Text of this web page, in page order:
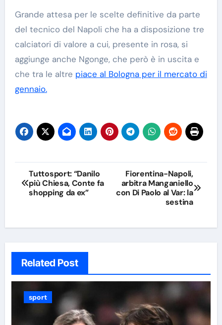
Grande attesa per le scelte definitive da parte
del tecnico del Napoli che ha a disposizione tre
calciatori di valore a cui, presente in rosa, si
aggiunge anche Ngonge, che però è in uscita e
che tra le altre piace al Bologna per il mercato di
gennaio.
Navigazione
articoli
Tuttosport: “Danilo
più Chiesa, Conte fa
shopping da ex”
Fiorentina-Napoli,
arbitra Manganiello
con Di Paolo al Var: la
sestina
Related Post
sport